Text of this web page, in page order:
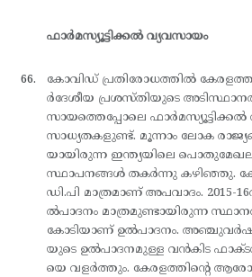
ഫാര്‍മസ്യൂട്ടിക്കല്‍ വ്യവസായം
കോവിഡ് പ്രതിരോധത്തില്‍
ര്‍ദേശീയ പ്രശസ്തിയുടെ
സായത്തെപ്പോലെ
സാധ്യതകളുണ്ട്. മൂന്നാം ലോക
യായിരുന്ന ഇന്ത്യയിലെ
സ്ഥാപനങ്ങള്‍ തകര്‍ന്നു കഴിഞ്ഞു.
ഡി.പി മാത്രമാണ് അപവാദം. 2015-
ല്‍പാദനം മാത്രമുണ്ടായിരുന്ന
കോടിയാണ് ഉല്‍പാദനം.
യുടെ ഉല്‍പാദനമുള്ള വന്‍കിട
യെ വളര്‍ത്തും. കേരളത്തിന്റെ